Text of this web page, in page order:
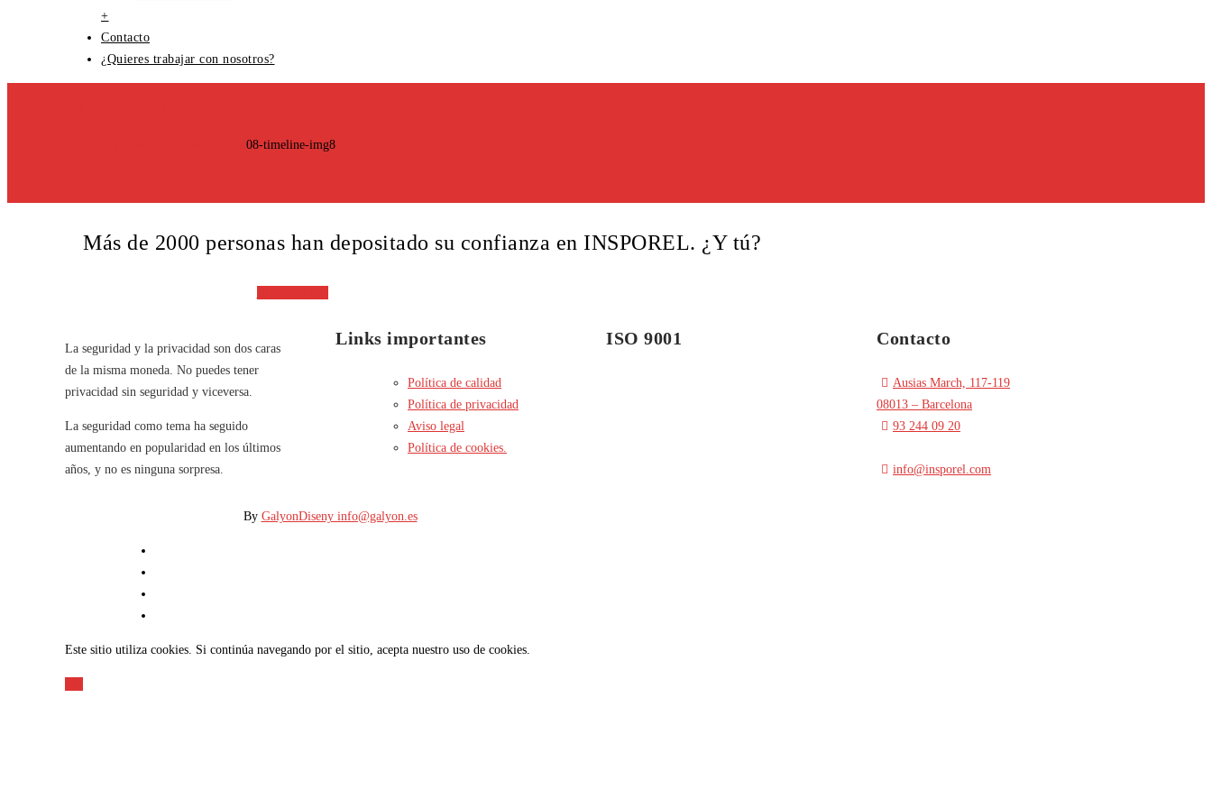
+
Contacto
¿Quieres trabajar con nosotros?
08-timeline-img8
Más de 2000 personas han depositado su confianza en INSPOREL. ¿Y tú?
La seguridad y la privacidad son dos caras
de la misma moneda. No puedes tener
privacidad sin seguridad y viceversa.
La seguridad como tema ha seguido
aumentando en popularidad en los últimos
años, y no es ninguna sorpresa.
Links importantes
Política de calidad
Política de privacidad
Aviso legal
Política de cookies.
ISO 9001 Contacto
Ausias March, 117-119
08013 – Barcelona
93 244 09 20
info@insporel.com
By GalyonDiseny info@galyon.es
Este sitio utiliza cookies. Si continúa navegando por el sitio, acepta nuestro uso de cookies.